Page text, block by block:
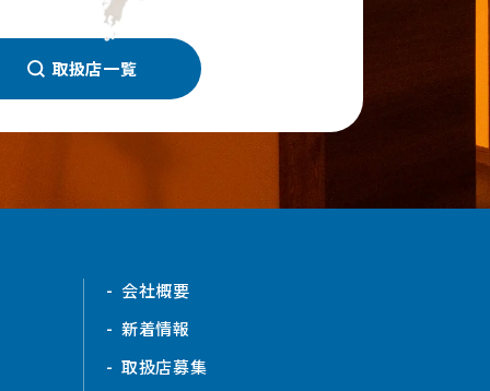
取扱店一覧
会社概要
新着情報
取扱店募集